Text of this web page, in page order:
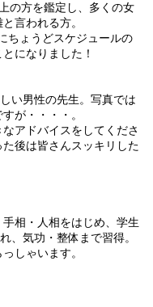
の方を鑑定し、多くの女
言われる方。
ちょうどスケジュールの
になりました！
い男性の先生。写真では
が・・・・。
アドバイスをしてくださ
後は皆さんスッキリした
相・人相をはじめ、学生
、気功・整体まで習得。
しゃいます。